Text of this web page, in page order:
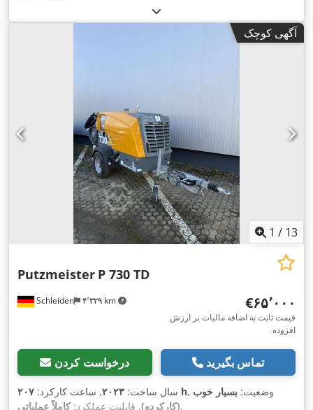
آگهی کوچک
1 / 13
Schleiden ۴٬۳۲۹ km
Putzmeister P 730 TD
‎€۶۵٬۰۰۰
قیمت ثابت به اضافه مالیات بر ارزش
افزوده
درخواست کردن تماس بگیرید
سال ساخت: ۲۰۲۳, ساعت کارکرد: ۲۰۷ h , وضعیت: بسیار خوب
(کارکرده), قابلیت عملکرد:کاملاً عملیاتی ,